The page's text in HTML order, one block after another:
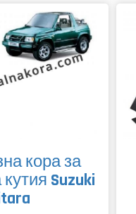
кора за
Suzuki